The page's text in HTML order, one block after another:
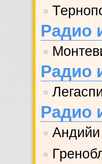
•
Радио
•
Радио
•
Радио
• Андийи
•